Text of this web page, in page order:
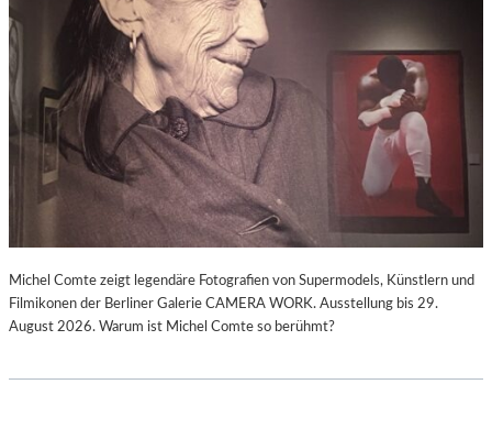
Michel Comte zeigt legendäre Fotografien von Supermodels, Künstlern und
Filmikonen der Berliner Galerie CAMERA WORK. Ausstellung bis 29.
August 2026. Warum ist Michel Comte so berühmt?